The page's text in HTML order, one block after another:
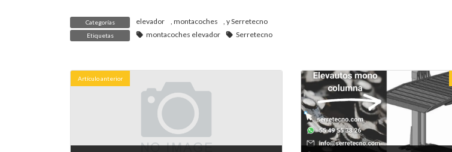
Categorías elevador montacoches , ySerretecno
Etiquetas montacoches elevador Serretecno
Artículo anterior